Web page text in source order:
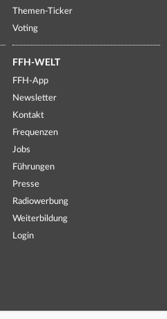
Themen-Ticker
Voting
FFH-WELT
FFH-App
Newsletter
Kontakt
Frequenzen
Jobs
Führungen
Presse
Radiowerbung
Weiterbildung
Login